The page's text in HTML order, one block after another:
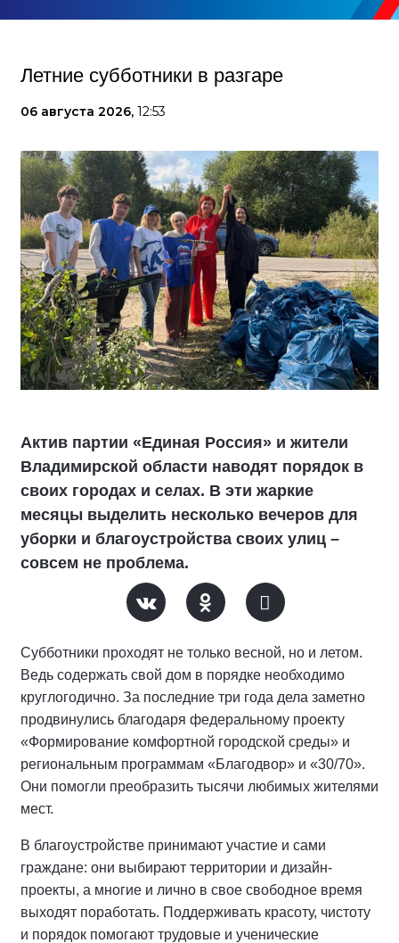
Летние субботники в разгаре
06 августа 2026, 12:53
Актив партии «Единая Россия» и жители
Владимирской области наводят порядок в
своих городах и селах. В эти жаркие
месяцы выделить несколько вечеров для
уборки и благоустройства своих улиц –
совсем не проблема.
Субботники проходят не только весной, но и летом.
Ведь содержать свой дом в порядке необходимо
круглогодично. За последние три года дела заметно
продвинулись благодаря федеральному проекту
«Формирование комфортной городской среды» и
региональным программам «Благодвор» и «30/70».
Они помогли преобразить тысячи любимых жителями
мест.
В благоустройстве принимают участие и сами
граждане: они выбирают территории и дизайн-
проекты, а многие и лично в свое свободное время
выходят поработать. Поддерживать красоту, чистоту
и порядок помогают трудовые и ученические